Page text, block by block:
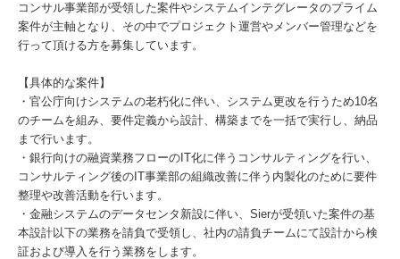
コンサル事業部が受領した案件やシステムインテグレータのプライム
案件が主軸となり、その中でプロジェクト運営やメンバー管理などを
行って頂ける方を募集しています。
【具体的な案件】
・官公庁向けシステムの老朽化に伴い、システム更改を行うため10名
のチームを組み、要件定義から設計、構築までを一括で実行し、納品
まで行います。
・銀行向けの融資業務フローのIT化に伴うコンサルティングを行い、
コンサルティング後のIT事業部の組織改善に伴う内製化のために要件
整理や改善活動を行います。
・金融システムのデータセンタ新設に伴い、Sierが受領いた案件の基
本設計以下の業務を請負で受領し、社内の請負チームにて設計から検
証および導入を行う業務をします。